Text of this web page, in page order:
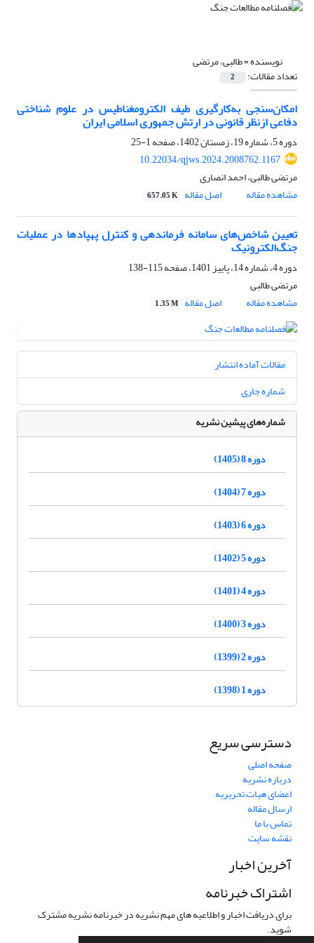
نویسنده =طالبی، مرتضی
تعداد مقالات: 2
امکان‌سنجی به‌کارگیری طیف الکترومغناطیس در علوم شناختی
دفاعی ازنظر قانونی در ارتش جمهوری اسلامی ایران
دوره 5، شماره 19، زمستان 1402، صفحه
1-25
10.22034/qjws.2024.2008762.1167
مرتضی طالبی، احمد انصاری
مشاهده مقاله
اصل مقاله 657.05 K
تعیین شاخص‌های سامانه فرماندهی و کنترل پهپادها در عملیات
جنگ‌الکترونیک
دوره 4، شماره 14، پاییز 1401، صفحه
115-138
مرتضی طالبی
مشاهده مقاله
اصل مقاله 1.35 M
مقالات آماده انتشار
شماره جاری
شماره‌های پیشین نشریه
دوره 8 (1405)
دوره 7 (1404)
دوره 6 (1403)
دوره 5 (1402)
دوره 4 (1401)
دوره 3 (1400)
دوره 2 (1399)
دوره 1 (1398)
دسترسی سریع
صفحه اصلی
درباره نشریه
اعضای هیات تحریریه
ارسال مقاله
تماس با ما
نقشه سایت
آخرین اخبار
اشتراک خبرنامه
برای دریافت اخبار و اطلاعیه های مهم نشریه در خبرنامه نشریه مشترک
شوید.